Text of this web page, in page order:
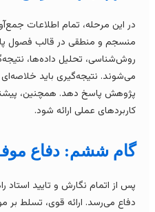
این مرحله، تمام اطلاعات
و منطقی در قالب فصول
تحلیل داده‌ها،
نتیجه‌گیری باید خلاصه‌ای از
پاسخ دهد. همچنین،
عملی ارائه شود.
ششم: دفاع موفق
از اتمام نگارش و تایید استاد
می‌رسد. ارائه قوی، تسلط بر